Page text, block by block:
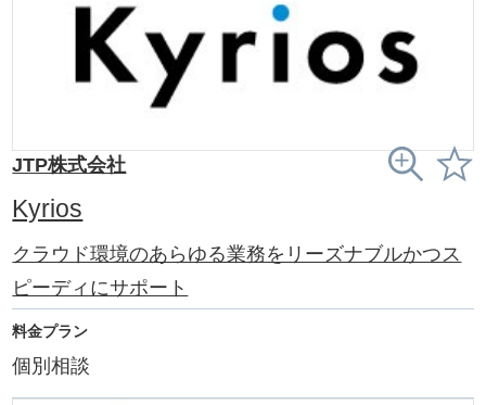
JTP株式会社
Kyrios
クラウド環境のあらゆる業務をリーズナブルかつス
ピーディにサポート
料金プラン
個別相談